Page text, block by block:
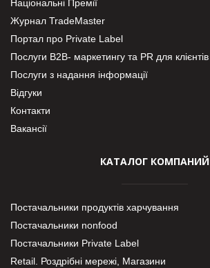
Національні Премії
Журнал TradeMaster
Портал про Private Label
Послуги В2В- маркетингу та PR для клієнтів
Послуги з надання інформації
Відгуки
Контакти
Вакансії
КАТАЛОГ КОМПАНИЙ
Постачальники продуктів харчування
Постачальники nonfood
Постачальники Private Label
Retail. Роздрібні мережі, Магазини